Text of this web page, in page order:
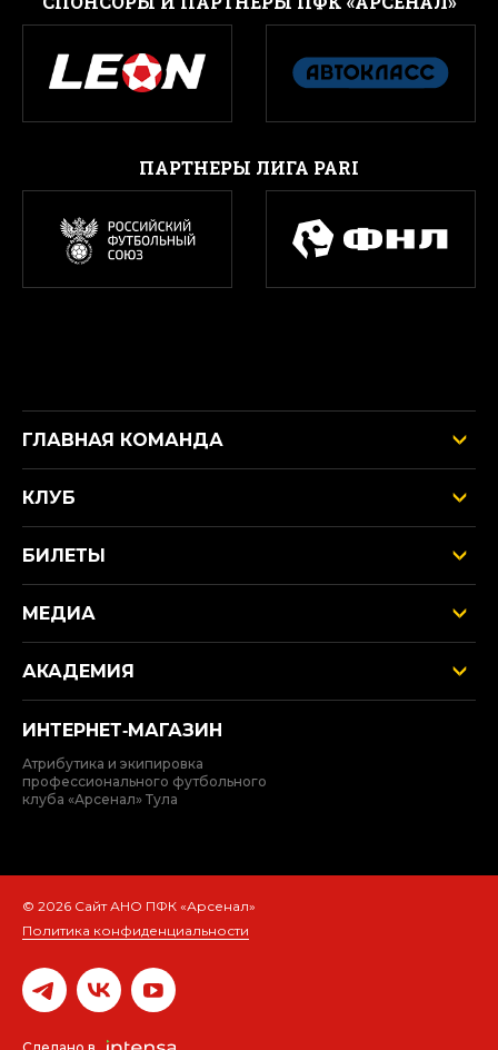
ПАРТНЕРЫ ЛИГА PARI
ГЛАВНАЯ КОМАНДА
КЛУБ
БИЛЕТЫ
МЕДИА
АКАДЕМИЯ
ИНТЕРНЕТ‑МАГАЗИН
Атрибутика и экипировка
профессионального футбольного
клуба «Арсенал» Тула
© 2026 Сайт АНО ПФК «Арсенал»
Политика конфиденциальности